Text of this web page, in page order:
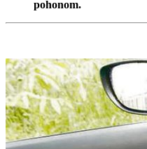
pohonom.